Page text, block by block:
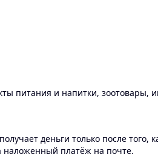
питания и напитки,
деньги только после того,
наложенный платёж на почте.